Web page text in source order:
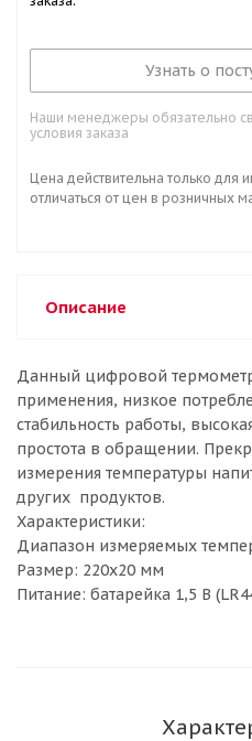
Узнать о
Наши менеджеры обязательно
условия заказа
Цена действительна только для
отличаться от цен в розничных
Описание
Данный цифровой
применения, низкое
стабильность работы,
простота в обращении.
измерения температуры
Характеристики:
Диапазон измеряемых
Размер: 220х20 мм
Питание: батарейка 1,5 В